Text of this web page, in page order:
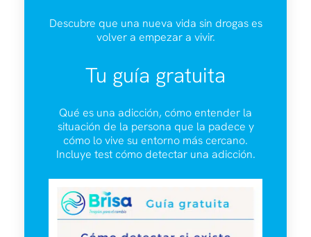
Descubre que una nueva vida sin drogas es
volver a empezar a vivir.
Tu guía gratuita
Qué es una adicción, cómo entender la
situación de la persona que la padece y
cómo lo vive su entorno más cercano.
Incluye test cómo detectar una adicción.